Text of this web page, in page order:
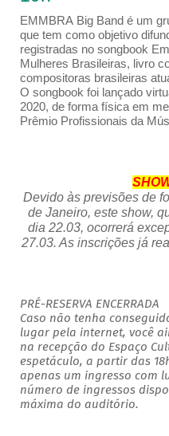
EMMBRA Big Band é um
que tem como objetivo
registradas no songbook
Mulheres Brasileiras, livro
compositoras brasileiras
O songbook foi lançado
2020, de forma física em
Prêmio Profissionais da
Devido às previsões de
de Janeiro, este show,
dia 22.03, ocorrerá
27.03. As inscrições já
PRÉ-RESERVA ENCERRADA
Caso não tenha
lugar pela internet, você
na recepção do Espaço
espetáculo, a partir das
apenas um ingresso com
número de ingressos
máxima do auditório.